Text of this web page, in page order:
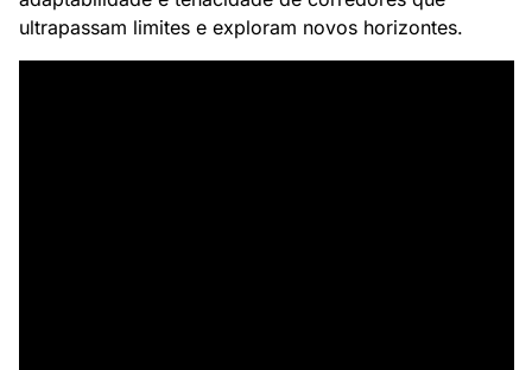
ultrapassam limites e exploram novos horizontes.